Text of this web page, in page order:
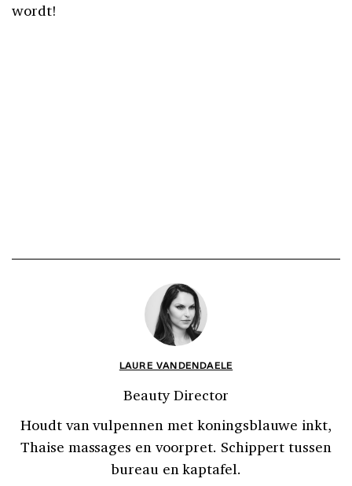
wordt!
LAURE VANDENDAELE
Beauty Director
Houdt van vulpennen met koningsblauwe inkt,
Thaise massages en voorpret. Schippert tussen
bureau en kaptafel.